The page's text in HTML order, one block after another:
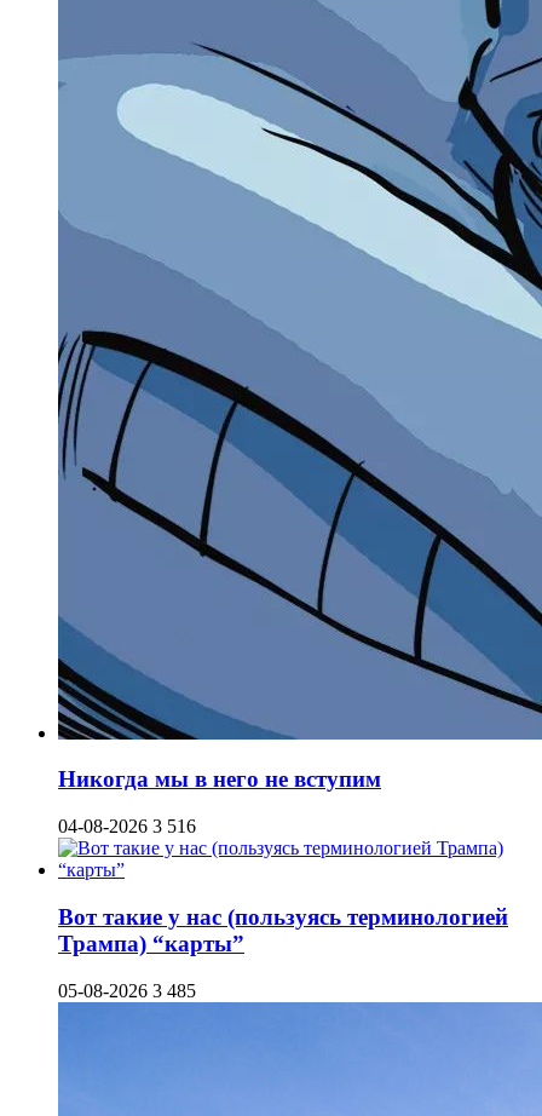
Никогда мы в него не вступим
04-08-2026 3 516
Вот такие у нас (пользуясь терминологией
Трампа) “карты”
05-08-2026 3 485